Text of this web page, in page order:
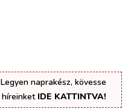
Legyen naprakész, kövesse
híreinket IDE KATTINTVA!